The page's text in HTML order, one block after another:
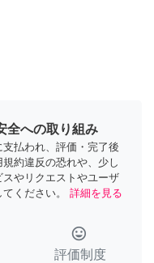
全への取り組み
払われ、評価・完了後
約違反の恐れや、少し
やリクエストやユーザ
ください。
詳細を見る
tag_faces
評価制度